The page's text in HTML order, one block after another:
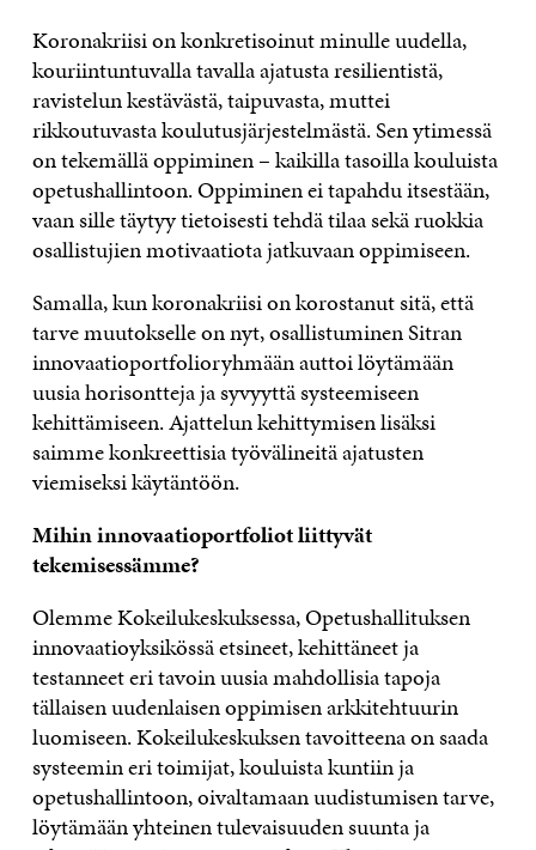
Koronakriisi on konkretisoinut minulle uudella,
kouriintuntuvalla tavalla ajatusta resilientistä,
ravistelun kestävästä, taipuvasta, muttei
rikkoutuvasta koulutusjärjestelmästä. Sen ytimessä
on tekemällä oppiminen – kaikilla tasoilla kouluista
opetushallintoon. Oppiminen ei tapahdu itsestään,
vaan sille täytyy tietoisesti tehdä tilaa sekä ruokkia
osallistujien motivaatiota jatkuvaan oppimiseen.
Samalla, kun koronakriisi on korostanut sitä, että
tarve muutokselle on nyt, osallistuminen Sitran
innovaatioportfolioryhmään auttoi löytämään
uusia horisontteja ja syvyyttä systeemiseen
kehittämiseen. Ajattelun kehittymisen lisäksi
saimme konkreettisia työvälineitä ajatusten
viemiseksi käytäntöön.
Mihin innovaatioportfoliot liittyvät
tekemisessämme?
Olemme Kokeilukeskuksessa, Opetushallituksen
innovaatioyksikössä etsineet, kehittäneet ja
testanneet eri tavoin uusia mahdollisia tapoja
tällaisen uudenlaisen oppimisen arkkitehtuurin
luomiseen. Kokeilukeskuksen tavoitteena on saada
systeemin eri toimijat, kouluista kuntiin ja
opetushallintoon, oivaltamaan uudistumisen tarve,
löytämään yhteinen tulevaisuuden suunta ja